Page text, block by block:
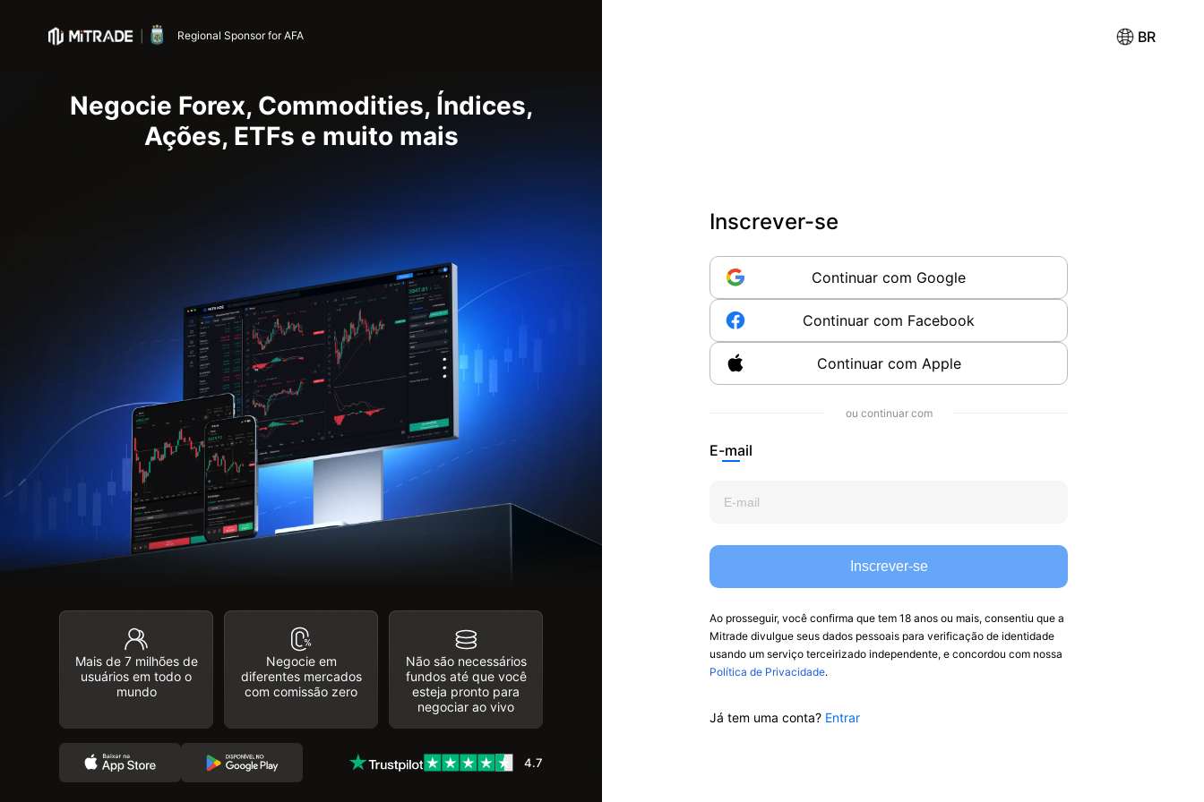
Regional Sponsor for AFA BR
Negocie Forex, Commodities, Índices,
Ações, ETFs e muito mais
Mais de 7 milhões de
usuários em todo o
mundo
Negocie em
diferentes mercados
com comissão zero
Não são necessários
fundos até que você
esteja pronto para
negociar ao vivo
4.7
Inscrever-se
Continuar com Google
Continuar com Facebook
Continuar com Apple
ou continuar com
E-mail
Inscrever-se
Ao prosseguir, você confirma que tem 18 anos ou mais, consentiu que a
Mitrade divulgue seus dados pessoais para verificação de identidade
usando um serviço terceirizado independente, e concordou com nossa
Política de Privacidade.
Já tem uma conta? Entrar